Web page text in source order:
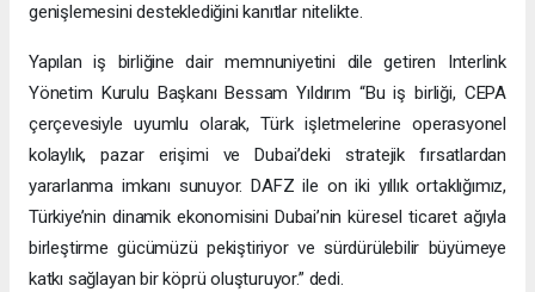
genişlemesini desteklediğini kanıtlar nitelikte.
Yapılan iş birliğine dair memnuniyetini dile getiren Interlink
Yönetim Kurulu Başkanı Bessam Yıldırım “Bu iş birliği, CEPA
çerçevesiyle uyumlu olarak, Türk işletmelerine operasyonel
kolaylık, pazar erişimi ve Dubai’deki stratejik fırsatlardan
yararlanma imkanı sunuyor. DAFZ ile on iki yıllık ortaklığımız,
Türkiye’nin dinamik ekonomisini Dubai’nin küresel ticaret ağıyla
birleştirme gücümüzü pekiştiriyor ve sürdürülebilir büyümeye
katkı sağlayan bir köprü oluşturuyor.” dedi.